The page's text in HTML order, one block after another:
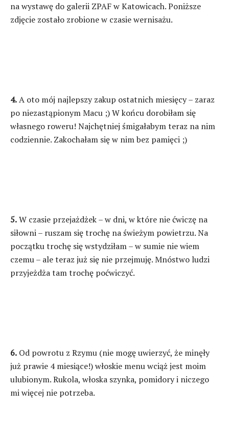
na wystawę do galerii ZPAF w Katowicach. Poniższe
zdjęcie zostało zrobione w czasie wernisażu.
4.A oto mój najlepszy zakup ostatnich miesięcy – zaraz
po niezastąpionym Macu ;) W końcu dorobiłam się
własnego roweru! Najchętniej śmigałabym teraz na nim
codziennie. Zakochałam się w nim bez pamięci ;)
5.W czasie przejażdżek – w dni, w które nie ćwiczę na
siłowni – ruszam się trochę na świeżym powietrzu. Na
początku trochę się wstydziłam – w sumie nie wiem
czemu – ale teraz już się nie przejmuję. Mnóstwo ludzi
przyjeżdża tam trochę poćwiczyć.
6. Od powrotu z Rzymu (nie mogę uwierzyć, że minęły
już prawie 4 miesiące!) włoskie menu wciąż jest moim
ulubionym. Rukola, włoska szynka, pomidory i niczego
mi więcej nie potrzeba.